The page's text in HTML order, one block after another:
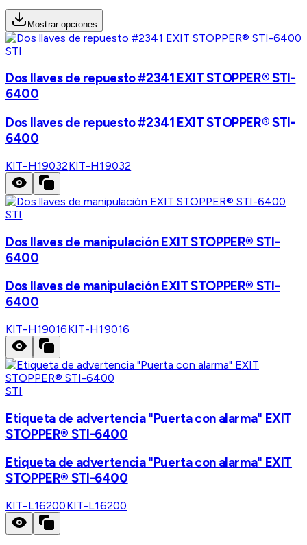
Mostrar opciones
STI
Dos llaves de repuesto #2341 EXIT STOPPER® STI-
6400
Dos llaves de repuesto #2341 EXIT STOPPER® STI-
6400
KIT-H19032KIT-H19032
STI
Dos llaves de manipulación EXIT STOPPER® STI-
6400
Dos llaves de manipulación EXIT STOPPER® STI-
6400
KIT-H19016KIT-H19016
STI
Etiqueta de advertencia "Puerta con alarma" EXIT
STOPPER® STI-6400
Etiqueta de advertencia "Puerta con alarma" EXIT
STOPPER® STI-6400
KIT-L16200KIT-L16200